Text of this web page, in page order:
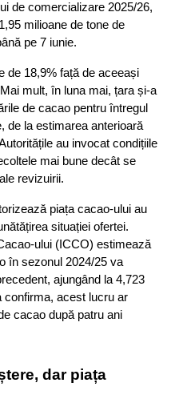
de comercializare 2025/26,
milioane de tone de
pe 7 iunie.
de 18,9% față de aceeași
mult, în luna mai, țara și-a
de cacao pentru întregul
de la estimarea anterioară
au invocat condițiile
mai bune decât se
revizuirii.
piața cacao-ului au
situației ofertei.
ului (ICCO) estimează
în sezonul 2024/25 va
ajungând la 4,723
confirma, acest lucru ar
cacao după patru ani
dar piața